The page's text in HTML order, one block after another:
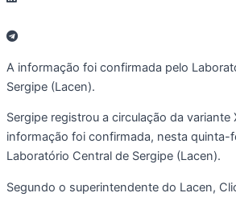
A informação foi confirmada pelo
Sergipe (Lacen).
Sergipe registrou a circulação da variante
informação foi confirmada, nesta quinta-
Laboratório Central de Sergipe (Lacen).
Segundo o superintendente do Lacen,